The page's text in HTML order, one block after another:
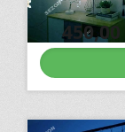
450,00